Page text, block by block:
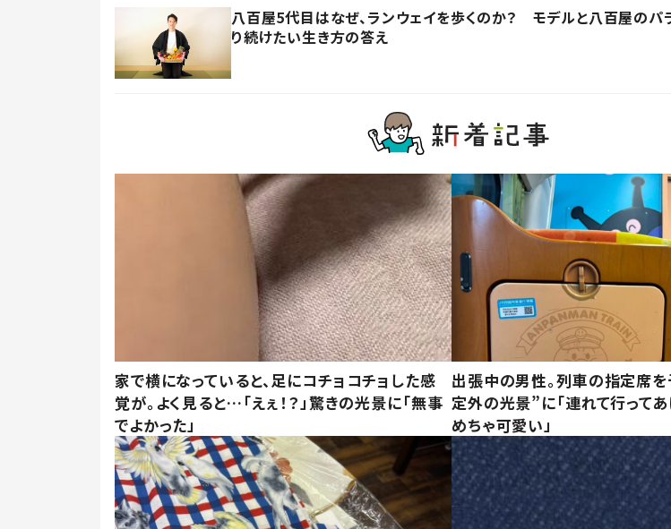
八百屋5代目はなぜ、ランウェイを歩くのか？ モデルと八百屋の
り続けたい生き方の答え
家で横になっていると、足にコチョコチョした感
覚が。よく見ると…「えぇ！？」驚きの光景に「無事
でよかった」
出張中の男性。列車の指定席
定外の光景”に「連れて行ってあ
めちゃ可愛い」